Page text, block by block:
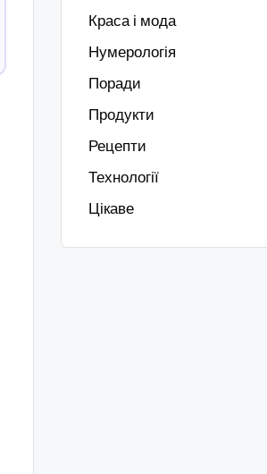
Краса і мода
Нумерологія
Поради
Продукти
Рецепти
Технології
Цікаве